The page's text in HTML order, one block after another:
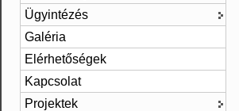
Ügyintézés
Galéria
Elérhetőségek
Kapcsolat
Projektek